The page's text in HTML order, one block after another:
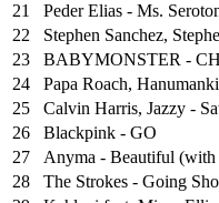
21
Peder Elias - Ms.
22
Stephen Sanchez,
23
BABYMONSTER -
24
Papa Roach,
25
⁠Calvin Harris, Jazzy -
26
Blackpink - GO
27
Anyma - Beautiful (with
28
The Strokes - Going